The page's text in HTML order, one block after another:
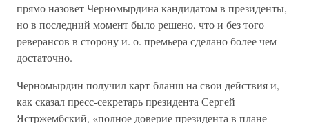
прямо назовет Черномырдина кандидатом в президенты,
но в последний момент было решено, что и без того
реверансов в сторону и. о. премьера сделано более чем
достаточно.
Черномырдин получил карт-бланш на свои действия и,
как сказал пресс-секретарь президента Сергей
Ястржембский, «полное доверие президента в плане